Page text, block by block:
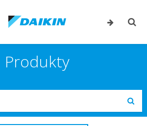
Produkty